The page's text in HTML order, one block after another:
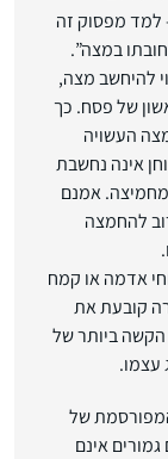
למד מפסוק זה
במצה”.
להיחשב מצה,
של פסח. כך
העשויה
אינה נחשבת
מחמיצה. אמנם
להחמצה
אדמה או קמח
קובעת את
ביותר של
עצמו.
של
אינם